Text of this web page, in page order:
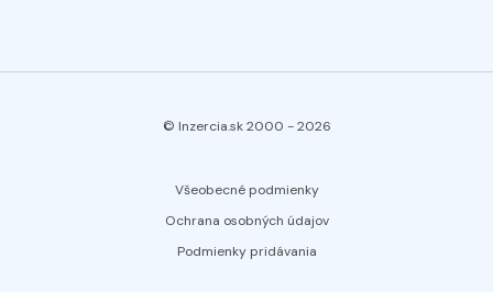
© Inzercia.sk 2000 -2026
Všeobecné podmienky
Ochrana osobných údajov
Podmienky pridávania